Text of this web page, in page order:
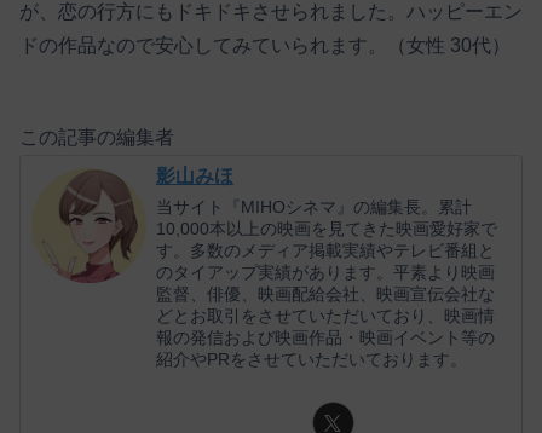
が、恋の行方にもドキドキさせられました。ハッピーエン
ドの作品なので安心してみていられます。（女性 30代）
この記事の編集者
影山みほ
当サイト『MIHOシネマ』の編集長。累計
10,000本以上の映画を見てきた映画愛好家で
す。多数のメディア掲載実績やテレビ番組と
のタイアップ実績があります。平素より映画
監督、俳優、映画配給会社、映画宣伝会社な
どとお取引をさせていただいており、映画情
報の発信および映画作品・映画イベント等の
紹介やPRをさせていただいております。